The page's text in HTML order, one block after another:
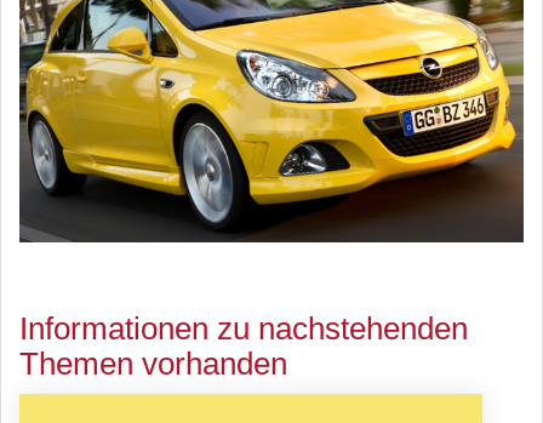
Informationen zu nachstehenden
Themen vorhanden